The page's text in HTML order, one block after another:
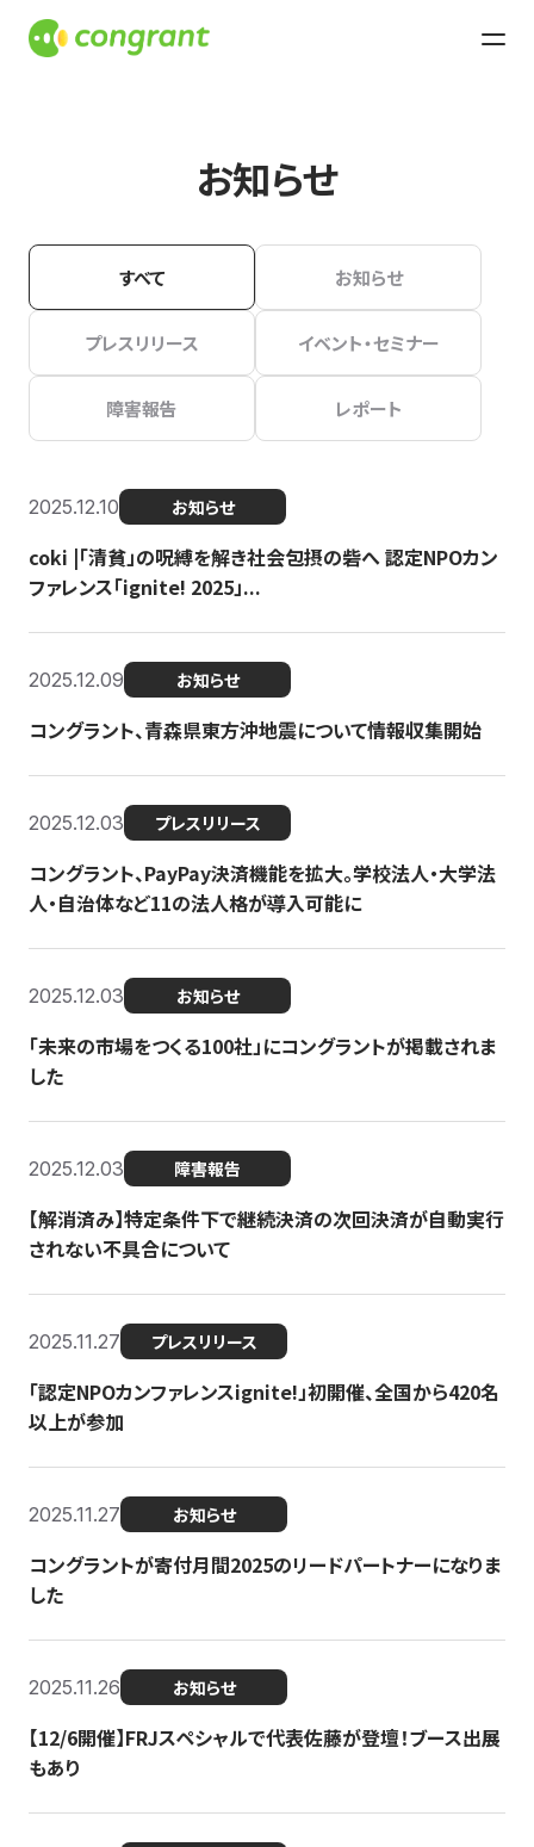
お知らせ
すべて お知らせ
プレスリリース イベント・セミナー
障害報告 レポート
2025.12.10 お知らせ
coki |「清貧」の呪縛を解き社会包摂の砦へ 認定NPOカン
ファレンス「ignite! 2025」...
2025.12.09 お知らせ
コングラント、青森県東方沖地震について情報収集開始
2025.12.03 プレスリリース
コングラント、PayPay決済機能を拡大。学校法人・大学法
人・自治体など11の法人格が導入可能に
2025.12.03 お知らせ
「未来の市場をつくる100社」にコングラントが掲載されま
した
2025.12.03 障害報告
【解消済み】特定条件下で継続決済の次回決済が自動実行
されない不具合について
2025.11.27 プレスリリース
「認定NPOカンファレンスignite!」初開催、全国から420名
以上が参加
2025.11.27 お知らせ
コングラントが寄付月間2025のリードパートナーになりま
した
2025.11.26 お知らせ
【12/6開催】FRJスペシャルで代表佐藤が登壇！ブース出展
もあり